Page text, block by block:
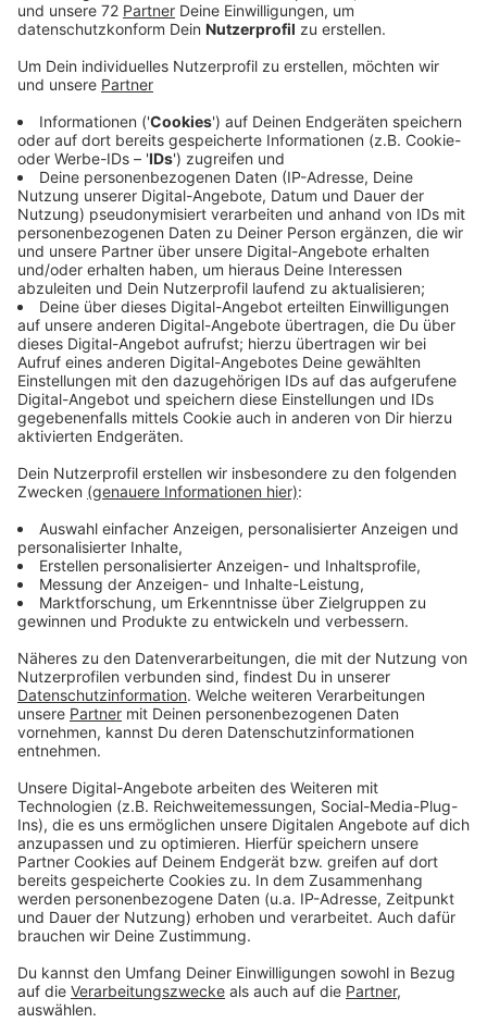
Getränke vor Ort / Bei schlechten Wetter: Das Team
reagiert flexibel und trifft entsprechende
Vorkehrungen
Donnerstag, 20.08.2026
Anzeige
NOTTULN
Was:Hula-Hoop-Workshop
Wann:16:00 – 17:30 Uhr
Wo:Wellenfreibad Nottuln, Rudolf-Harbig-Straße 16
Kosten:Kostenlos
Wellenfreibad bietet die Tanzschule Hoopsala einen
kostenlosen Hula-Hoop-Workshop für alle
Generationen an. Ganz ohne Vorkenntnisse können
Interessierte gemeinsam Bewegung, Musik und jede
Menge Spaß erleben.
Auch eine Anmeldung ist nicht erforderlich.
Anzeige
Mittwoch, 26.08.2026
Anzeige
BILLERBECK
Was: InnenStadtSommer
Wann:18:00 Uhr